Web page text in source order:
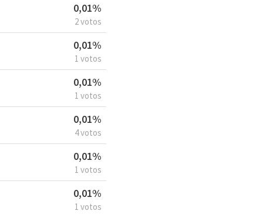
0,01%
2 votos
0,01%
1 votos
0,01%
1 votos
0,01%
4 votos
0,01%
1 votos
0,01%
1 votos